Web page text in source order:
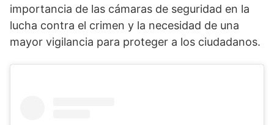
importancia de las cámaras de seguridad en la
lucha contra el crimen y la necesidad de una
mayor vigilancia para proteger a los ciudadanos.